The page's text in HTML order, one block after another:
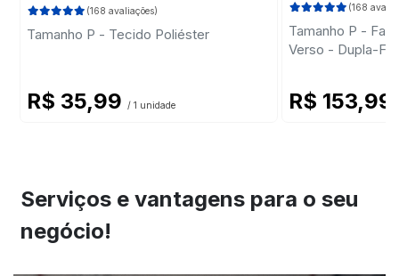
(168 avaliações)
Tamanho P - Tecido Poliéster
R$ 35,99 / 1 unidade
(168
Tamanho P -
Verso - Dupla-
R$ 153,99
Serviços e vantagens para o seu
negócio!